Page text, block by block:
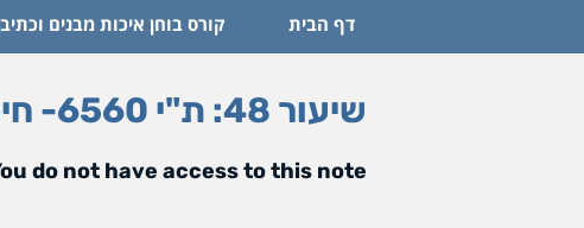
דף הבית קורס בוחן איכות מבנים
שיעור 48: ת"י 6560- חיפוי קשיח עם בידוד תרמי חיצוני
do not have access to this note.